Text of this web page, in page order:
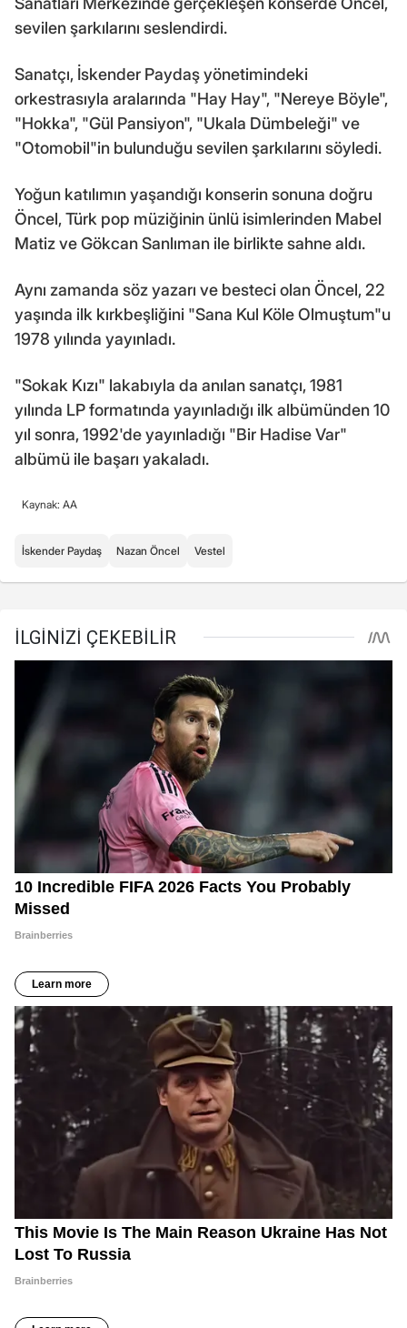
sevilen şarkılarını seslendirdi.
Sanatçı, İskender Paydaş yönetimindeki
orkestrasıyla aralarında "Hay Hay", "Nereye Böyle",
"Hokka", "Gül Pansiyon", "Ukala Dümbeleği" ve
"Otomobil"in bulunduğu sevilen şarkılarını söyledi.
Yoğun katılımın yaşandığı konserin sonuna doğru
Öncel, Türk pop müziğinin ünlü isimlerinden Mabel
Matiz ve Gökcan Sanlıman ile birlikte sahne aldı.
Aynı zamanda söz yazarı ve besteci olan Öncel, 22
yaşında ilk kırkbeşliğini "Sana Kul Köle Olmuştum"u
1978 yılında yayınladı.
"Sokak Kızı" lakabıyla da anılan sanatçı, 1981
yılında LP formatında yayınladığı ilk albümünden 10
yıl sonra, 1992'de yayınladığı "Bir Hadise Var"
albümü ile başarı yakaladı.
Kaynak: AA
İskender Paydaş Nazan Öncel Vestel